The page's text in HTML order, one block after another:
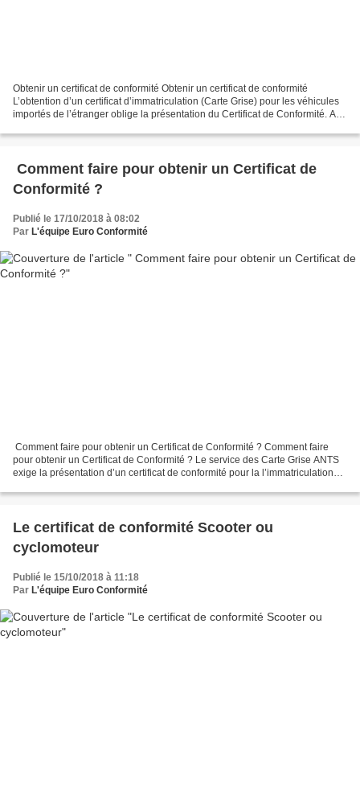
Obtenir un certificat de conformité Obtenir un certificat de conformité
L’obtention d’un certificat d’immatriculation (Carte Grise) pour les véhicules
importés de l’étranger oblige la présentation du Certificat de Conformité. A
Comment faire pour obtenir un Certificat de
Conformité ?
Publié le 17/10/2018 à 08:02
Par L'équipe Euro Conformité
Comment faire pour obtenir un Certificat de Conformité ? Comment faire
pour obtenir un Certificat de Conformité ? Le service des Carte Grise ANTS
exige la présentation d’un certificat de conformité pour la l’immatriculation
Le certificat de conformité Scooter ou
cyclomoteur
Publié le 15/10/2018 à 11:18
Par L'équipe Euro Conformité